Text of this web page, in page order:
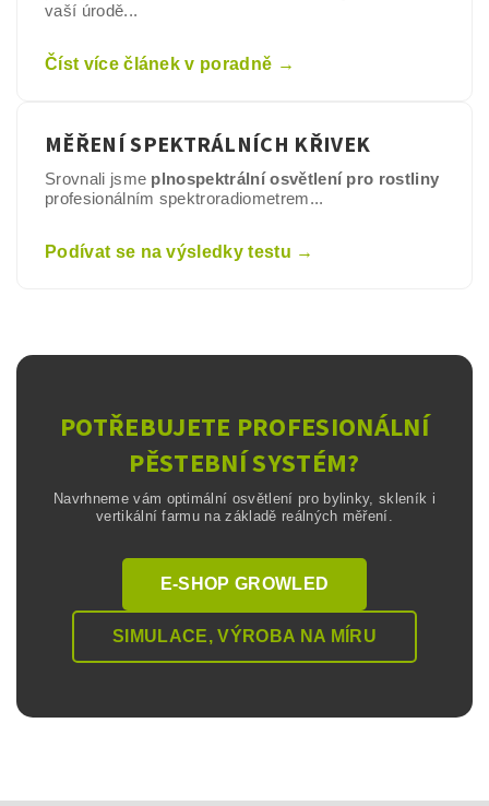
vaší úrodě...
Číst více článek v poradně →
MĚŘENÍ SPEKTRÁLNÍCH KŘIVEK
Srovnali jsme plnospektrální osvětlení pro rostliny
profesionálním spektroradiometrem...
Podívat se na výsledky testu →
POTŘEBUJETE PROFESIONÁLNÍ
PĚSTEBNÍ SYSTÉM?
Navrhneme vám optimální osvětlení pro bylinky, skleník i
vertikální farmu na základě reálných měření.
E-SHOP GROWLED
SIMULACE, VÝROBA NA MÍRU